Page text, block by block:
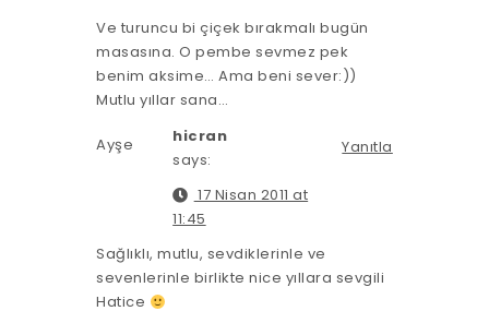
Ve turuncu bi çiçek bırakmalı bugün
masasına. O pembe sevmez pek
benim aksime… Ama beni sever:))
Mutlu yıllar sana…
Ayşe Yanıtla
hicran
says:
17 Nisan 2011 at
11:45
Sağlıklı, mutlu, sevdiklerinle ve
sevenlerinle birlikte nice yıllara sevgili
Hatice